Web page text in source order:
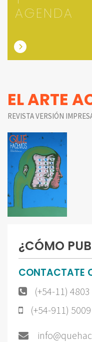
AGENDA
EL ARTE
REVISTA VERSIÓN
¿CÓMO
CONTACTATE
(+54-11)
(+54-911)